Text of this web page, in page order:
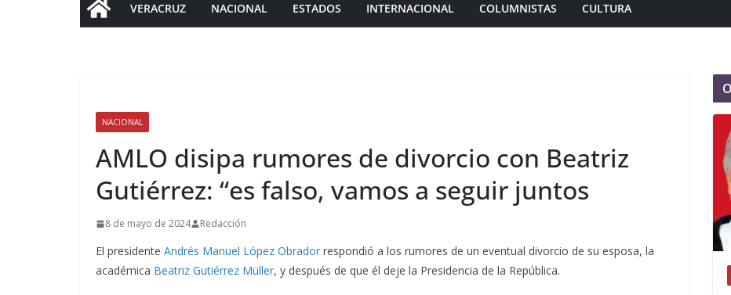
VERACRUZ NACIONAL ESTADOS INTERNACIONAL COLUMNISTAS CULTURA
NACIONAL
AMLO disipa rumores de divorcio con Beatriz
Gutiérrez: “es falso, vamos a seguir juntos
8 de mayo de 2024 Redacción
El presidente Andrés Manuel López Obrador respondió a los rumores de un eventual divorcio de su esposa, la
académica Beatriz Gutiérrez Müller, y después de que él deje la Presidencia de la República.